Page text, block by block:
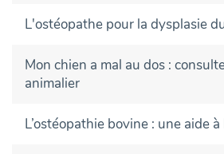
L'ostéopathe pour la dysplasie
Mon chien a mal au dos :
animalier
L’ostéopathie bovine : une aide